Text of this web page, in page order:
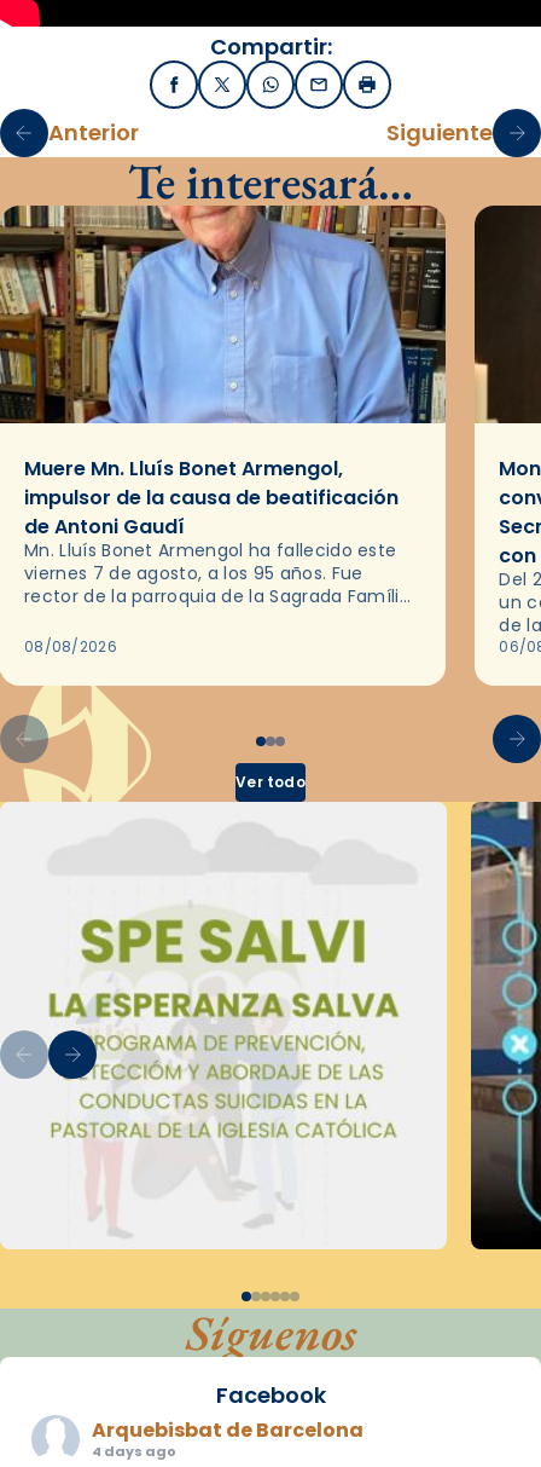
Compartir:
FacebookX / TwitterWhatsApp
EmailImprimir
Anterior Siguiente
Te interesará…
Muere Mn. Lluís Bonet Armengol,
impulsor de la causa de beatificación
de Antoni Gaudí
Mn. Lluís Bonet Armengol ha fallecido este
viernes 7 de agosto, a los 95 años. Fue
rector de la parroquia de la Sagrada Família
08/08/2026
Del
un
de
en
06/
Ver todo
Síguenos
Facebook
Arquebisbat de Barcelona
4 days ago